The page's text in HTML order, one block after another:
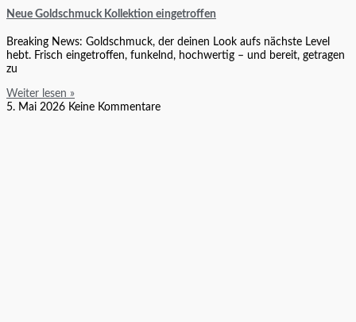
Neue Goldschmuck Kollektion eingetroffen
Breaking News: Goldschmuck, der deinen Look aufs nächste Level
hebt. Frisch eingetroffen, funkelnd, hochwertig – und bereit, getragen
zu
Weiter lesen »
5. Mai 2026 Keine Kommentare